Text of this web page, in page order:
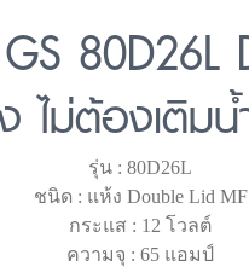
ไม่ต้องเติม
รุ่น : 80D26L
ชนิด : แห้ง Double Lid MF
กระแส : 12 โวลต์
ความจุ : 65 แอมป์